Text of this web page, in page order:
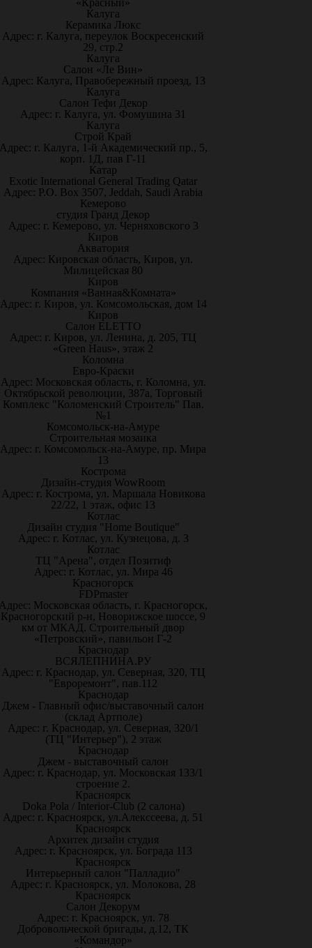
Калуга
Керамика Люкс
Адрес: г. Калуга, переулок Воскресенский
29, стр.2
Калуга
Салон «Ле Вин»
Адрес: Калуга, Правобережный проезд, 13
Калуга
Салон Тефи Декор
Адрес: г. Калуга, ул. Фомушина 31
Калуга
Строй Край
г. Калуга, 1-й Академический пр., 5,
корп. 1Д, пав Г-11
Катар
Exotic International General Trading Qatar
Адрес: P.O. Box 3507, Jeddah, Saudi Arabia
Кемерово
студия Гранд Декор
Адрес: г. Кемерово, ул. Черняховского 3
Киров
Акватория
Адрес: Кировская область, Киров, ул.
Милицейская 80
Киров
Компания «Ванная&Комната»
Адрес: г. Киров, ул. Комсомольская, дом 14
Киров
Салон ELETTO
Адрес: г. Киров, ул. Ленина, д. 205, ТЦ
«Green Haus», этаж 2
Коломна
Евро-Краски
Адрес: Московская область, г. Коломна, ул.
Октябрьской революции, 387а, Торговый
Комплекс "Коломенский Строитель" Пав.
№1
Комсомольск-на-Амуре
Строительная мозаика
Адрес: г. Комсомольск-на-Амуре, пр. Мира
13
Кострома
Дизайн-студия WowRoom
Адрес: г. Кострома, ул. Маршала Новикова
22/22, 1 этаж, офис 13
Котлас
Дизайн студия "Home Boutique"
Адрес: г. Котлас, ул. Кузнецова, д. 3
Котлас
ТЦ "Арена", отдел Позитиф
Адрес: г. Котлас, ул. Мира 46
Красногорск
FDPmaster
Московская область, г. Красногорск,
Красногорский р-н, Новорижское шоссе, 9
км от МКАД. Строительный двор
«Петровский», павильон Г-2
Краснодар
ВСЯЛЕПНИНА.РУ
Адрес: г. Краснодар, ул. Северная, 320, ТЦ
"Евроремонт", пав.112
Краснодар
Джем - Главный офис/выставочный салон
(склад Артполе)
Адрес: г. Краснодар, ул. Северная, 320/1
(ТЦ "Интерьер"), 2 этаж
Краснодар
Джем - выставочный салон
Адрес: г. Краснодар, ул. Московская 133/1
строение 2.
Красноярск
Doka Pola / Interior-Club (2 салона)
Адрес: г. Красноярск, ул.Алекссеева, д. 51
Красноярск
Архитек дизайн студия
Адрес: г. Красноярск, ул. Бограда 113
Красноярск
Интерьерный салон "Палладио"
Адрес: г. Красноярск, ул. Молокова, 28
Красноярск
Салон Декорум
Адрес: г. Красноярск, ул. 78
Добровольческой бригады, д.12, ТК
«Командор»